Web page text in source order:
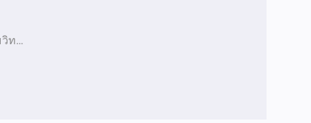
ท…